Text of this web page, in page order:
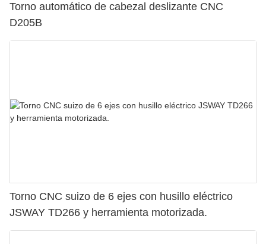
Torno automático de cabezal deslizante CNC
D205B
Torno CNC suizo de 6 ejes con husillo eléctrico
JSWAY TD266 y herramienta motorizada.